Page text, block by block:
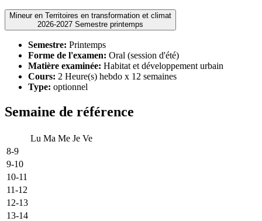
Mineur en Territoires en transformation et climat
2026-2027 Semestre printemps
Semestre: Printemps
Forme de l'examen: Oral (session d'été)
Matière examinée: Habitat et développement urbain
Cours: 2 Heure(s) hebdo x 12 semaines
Type: optionnel
Semaine de référence
Lu Ma Me Je Ve
8-9
9-10
10-11
11-12
12-13
13-14